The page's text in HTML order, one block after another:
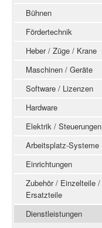
Bühnen
Fördertechnik
Heber / Züge / Krane
Maschinen / Geräte
Software / Lizenzen
Hardware
Elektrik / Steuerungen
Arbeitsplatz-Systeme
Einrichtungen
Zubehör / Einzelteile /
Ersatzteile
Dienstleistungen